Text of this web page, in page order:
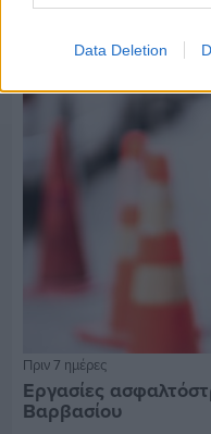
Data Deletion
Πριν 7 ημέρες
Εργασίες
Βαρβασίου